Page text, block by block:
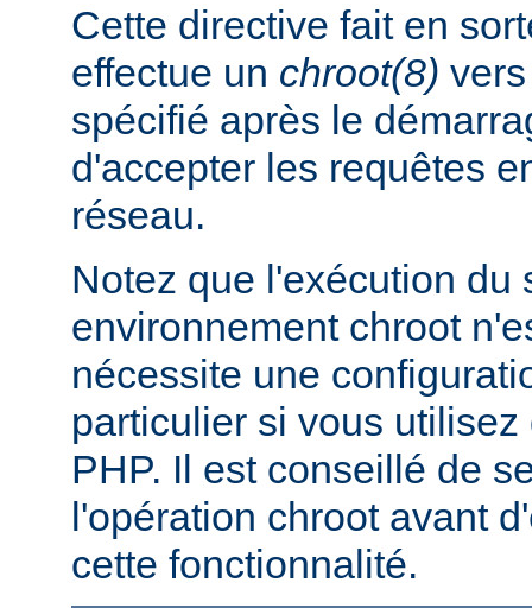
Cette directive fait en
effectue un chroot(8)
spécifié après le
d'accepter les requêtes
réseau.
Notez que l'exécution du
environnement chroot
nécessite une
particulier si vous
PHP. Il est conseillé de
l'opération chroot avant
cette fonctionnalité.